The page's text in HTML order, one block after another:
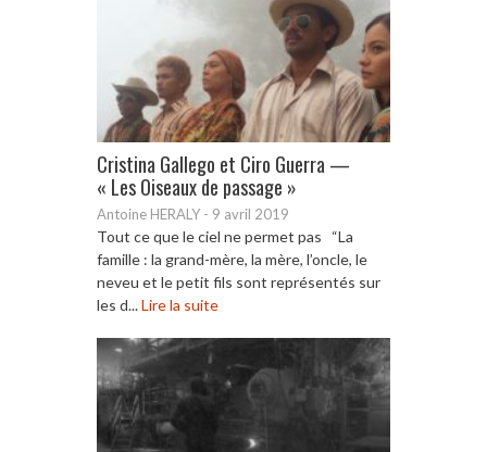
Cristina Gallego et Ciro Guerra —
« Les Oiseaux de passage »
Antoine HERALY - 9 avril 2019
Tout ce que le ciel ne permet pas “La
famille : la grand-mère, la mère, l’oncle, le
neveu et le petit fils sont représentés sur
les d...Lire la suite